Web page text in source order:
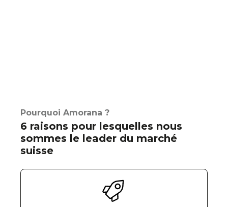
Pourquoi Amorana ?
6 raisons pour lesquelles nous
sommes le leader du marché
suisse